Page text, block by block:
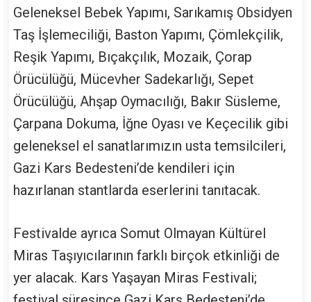
Geleneksel Bebek Yapımı, Sarıkamış Obsidyen
Taş İşlemeciliği, Baston Yapımı, Çömlekçilik,
Reşik Yapımı, Bıçakçılık, Mozaik, Çorap
Örücülüğü, Mücevher Sadekarlığı, Sepet
Örücülüğü, Ahşap Oymacılığı, Bakır Süsleme,
Çarpana Dokuma, İğne Oyası ve Keçecilik gibi
geleneksel el sanatlarımızın usta temsilcileri,
Gazi Kars Bedesteni’de kendileri için
hazırlanan stantlarda eserlerini tanıtacak.
Festivalde ayrıca Somut Olmayan Kültürel
Miras Taşıyıcılarının farklı birçok etkinliği de
yer alacak. Kars Yaşayan Miras Festivali;